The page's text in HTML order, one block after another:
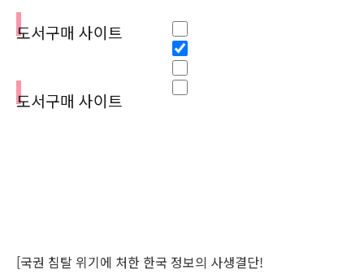
도서구매 사이트
도서구매 사이트
[국권 침탈 위기에 처한 한국 정보의 사생결단!